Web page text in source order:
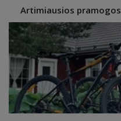
Artimiausios pramogos